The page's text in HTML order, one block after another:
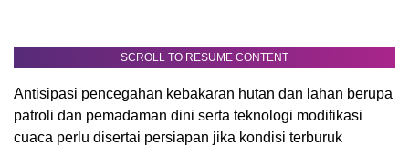
SCROLL TO RESUME CONTENT
Antisipasi pencegahan kebakaran hutan dan lahan berupa
patroli dan pemadaman dini serta teknologi modifikasi
cuaca perlu disertai persiapan jika kondisi terburuk